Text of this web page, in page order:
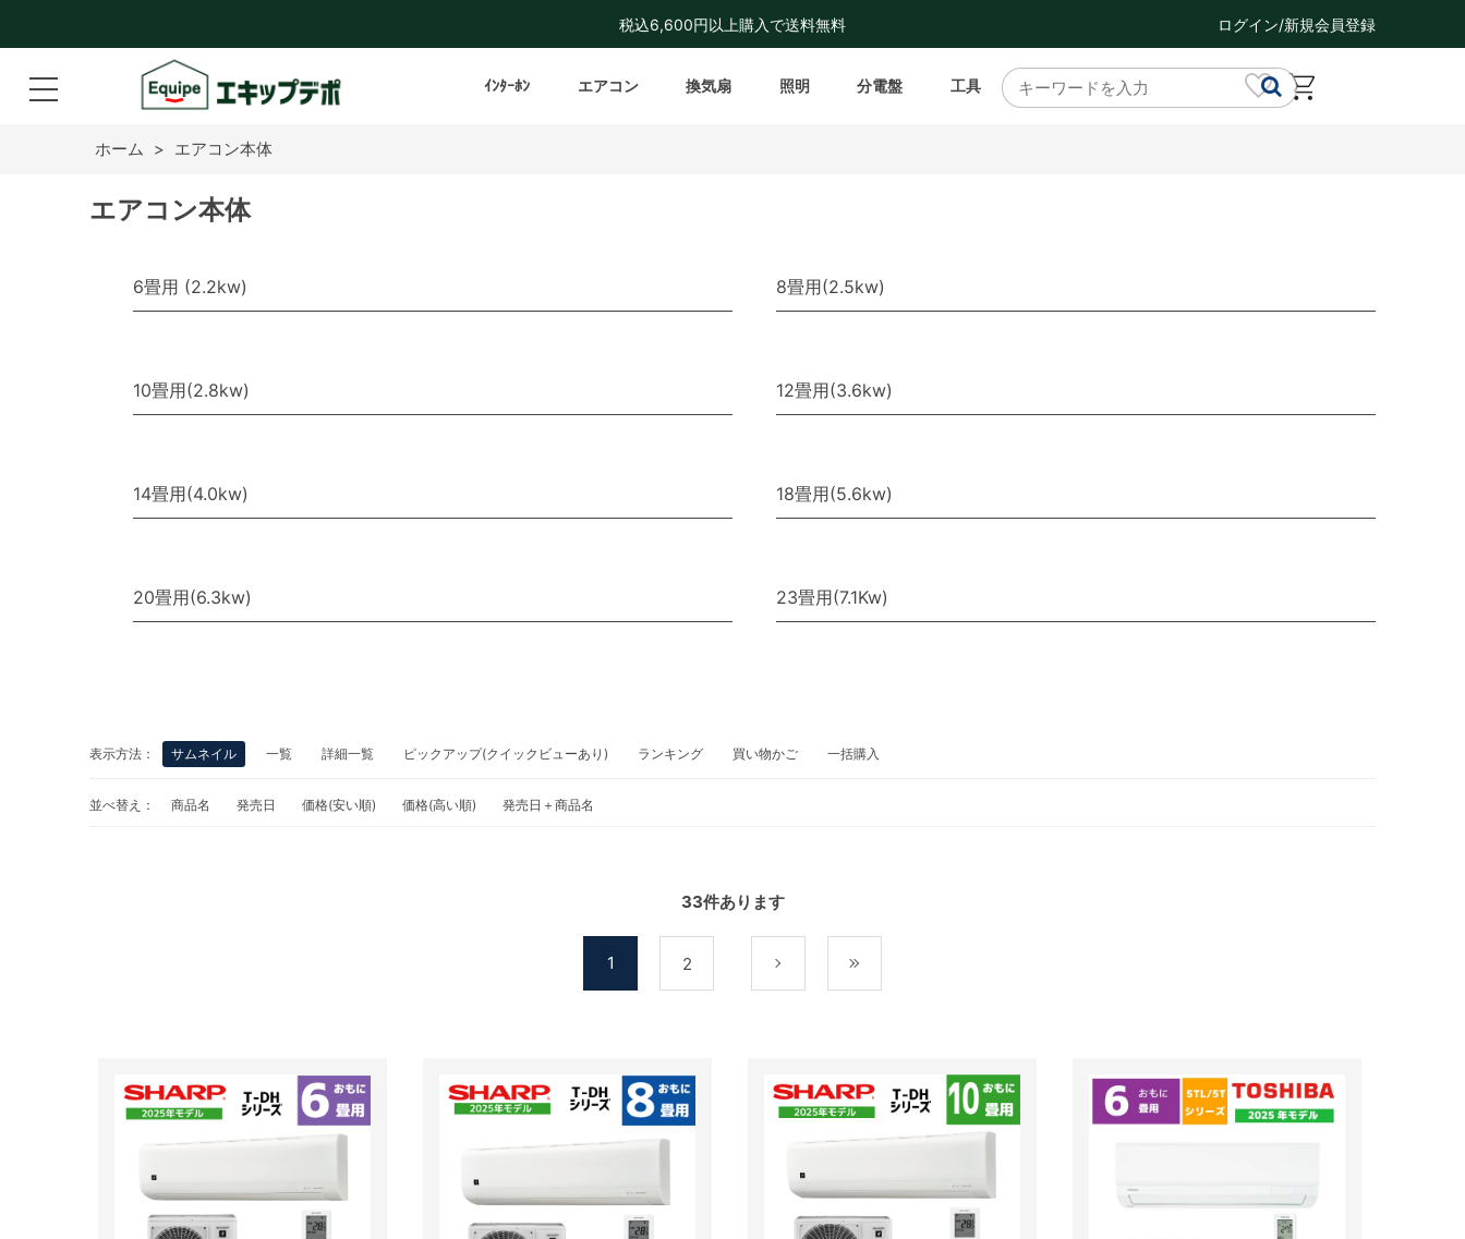
税込6,600円以上購入で送料無料 ログイン/新規会員登録
ｲﾝﾀｰﾎﾝ エアコン 換気扇 照明 分電盤 工具
ホーム > エアコン本体
エアコン本体
6畳用 (2.2kw) 8畳用(2.5kw)
10畳用(2.8kw) 12畳用(3.6kw)
14畳用(4.0kw) 18畳用(5.6kw)
20畳用(6.3kw) 23畳用(7.1Kw)
表示方法： サムネイル 一覧 詳細一覧 ピックアップ(クイックビューあり) ランキング 買い物かご 一括購入
並べ替え： 商品名 発売日 価格(安い順) 価格(高い順) 発売日＋商品名
33件あります
1 2